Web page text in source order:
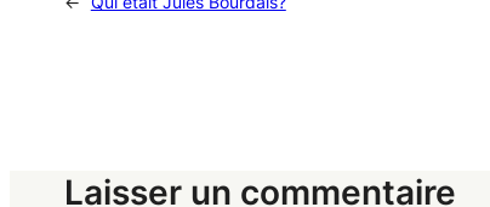
Laisser un commentaire